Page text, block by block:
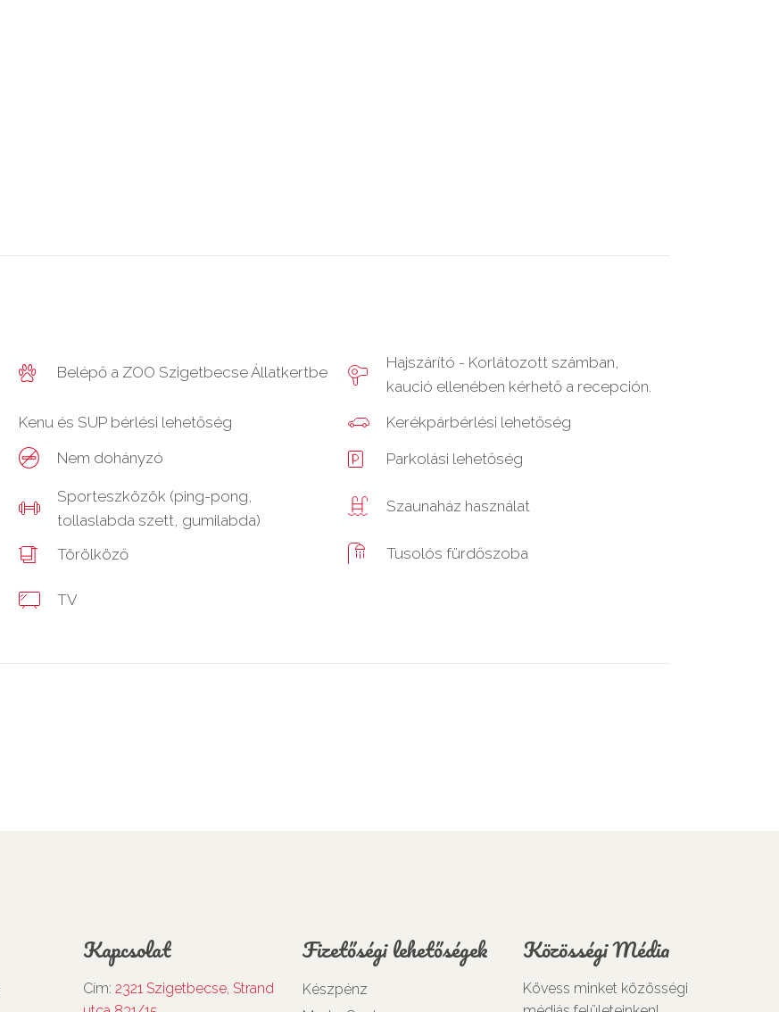
Belépő a ZOO Szigetbecse Állatkertbe
Hajszárító - Korlátozott számban,
kaució ellenében kérhető a recepción.
Kenu és SUP bérlési lehetőség Kerékpárbérlési lehetőség
Nem dohányzó Parkolási lehetőség
Sporteszközök (ping-pong,
tollaslabda szett, gumilabda)
Szaunaház használat
Törölköző Tusolós fürdőszoba
TV
Kapcsolat
Cím: 2321 Szigetbecse, Strand
Fizetőségi lehetőségek
Készpénz
Közösségi Média
Kövess minket közösségi